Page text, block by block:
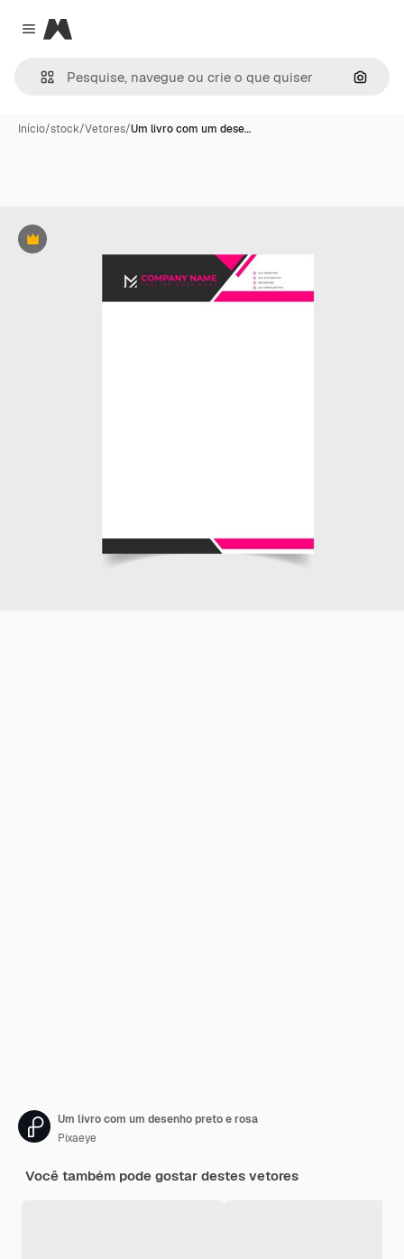
Close menu
Magnific
Início/stock/Vetores/Um livro com um dese…
Premium
Um livro com um desenho preto e rosa
Pixaeye
Você também pode gostar destes vetores